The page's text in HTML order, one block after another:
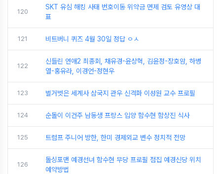
120
SKT 유심 해킹 사태 번호이동 위약금 면제 검토 유영상 대
표
121 비트버니 퀴즈 4월 30일 정답 ㅇㅅ
122
신들린 연애2 최종회, 채유경-윤상혁, 김윤정-장호암, 하병
열-홍유라, 이경언-정현우
123 벌거벗은 세계사 삼국지 관우 신격화 이성원 교수 프로필
124 순돌이 이건주 남동생 프랑스 입양 함수현 함상진 식사
125 트럼프 주니어 방한, 한미 경제외교 변수 정치적 전망
126
돌싱포맨 예경선녀 함수현 무당 프로필 점집 예경신당 위치
예약방법